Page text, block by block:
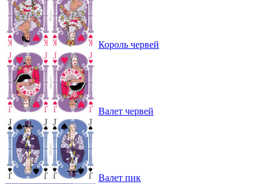
Король червей
Валет червей
Валет пик